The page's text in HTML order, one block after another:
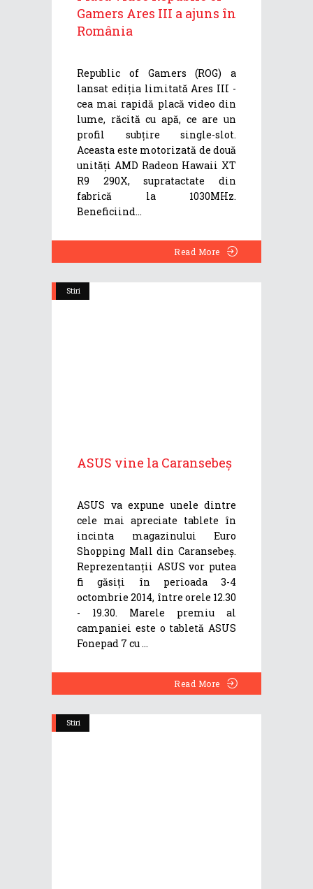
Gamers Ares III a ajuns în
România
Republic of Gamers (ROG) a
lansat ediția limitată Ares III -
cea mai rapidă placă video din
lume, răcită cu apă, ce are un
profil subțire single-slot.
Aceasta este motorizată de două
unități AMD Radeon Hawaii XT
R9 290X, supratactate din
fabrică la 1030MHz.
Beneficiind
Read More
Stiri
ASUS vine la Caransebeș
ASUS va expune unele dintre
cele mai apreciate tablete în
incinta magazinului Euro
Shopping Mall din Caransebeș.
Reprezentanții ASUS vor putea
fi găsiți în perioada 3-4
octombrie 2014, între orele 12.30
- 19.30. Marele premiu al
campaniei este o tabletă ASUS
Fonepad 7 cu
Read More
Stiri